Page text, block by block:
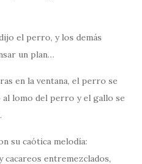
el perro, y los demás
un plan…
en la ventana, el perro se
lomo del perro y el gallo se
su caótica melodía:
cacareos entremezclados,